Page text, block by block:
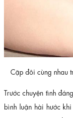
Cặp đôi cùng nhau
Trước chuyện tình
bình luận hài hước